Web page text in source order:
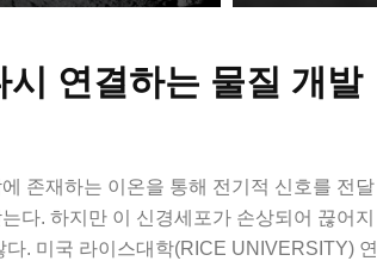
시 연결하는 물질 개발
존재하는 이온을 통해 전기적 신호를 전달
다. 하지만 이 신경세포가 손상되어 끊어지
다. 미국 라이스대학(RICE UNIVERSITY) 연